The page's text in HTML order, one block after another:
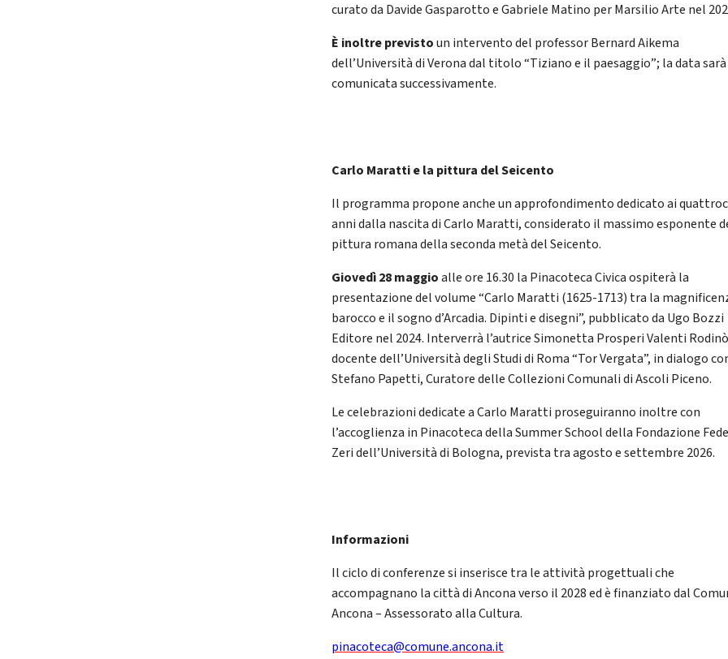
curato da Davide Gasparotto e Gabriele Matino per Marsilio Arte nel
È inoltre previstoun intervento del professor Bernard Aikema
dell’Università di Verona dal titolo “Tiziano e il paesaggio”; la data sarà
comunicata successivamente.
Carlo Maratti e la pittura del Seicento
Il programma propone anche un approfondimento dedicato ai
anni dalla nascita di Carlo Maratti, considerato il massimo esponente
pittura romana della seconda metà del Seicento.
Giovedì 28 maggioalle ore 16.30 la Pinacoteca Civica ospiterà la
presentazione del volume “Carlo Maratti (1625-1713) tra la
barocco e il sogno d’Arcadia. Dipinti e disegni”, pubblicato da Ugo Bozzi
Editore nel 2024. Interverrà l’autrice Simonetta Prosperi Valenti
docente dell’Università degli Studi di Roma “Tor Vergata”, in dialogo
Stefano Papetti, Curatore delle Collezioni Comunali di Ascoli Piceno.
Le celebrazioni dedicate a Carlo Maratti proseguiranno inoltre con
l’accoglienza in Pinacoteca della Summer School della Fondazione
Zeri dell’Università di Bologna, prevista tra agosto e settembre 2026.
Informazioni
Il ciclo di conferenze si inserisce tra le attività progettuali che
accompagnano la città di Ancona verso il 2028 ed è finanziato dal
Ancona – Assessorato alla Cultura.
pinacoteca@comune.ancona.it